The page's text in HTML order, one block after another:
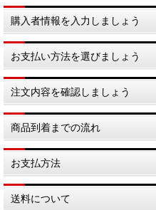
購入者情報を入力しましょう
お支払い方法を選びましょう
注文内容を確認しましょう
商品到着までの流れ
お支払方法
送料について